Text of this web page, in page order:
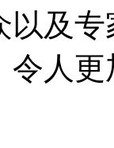
以及
令人